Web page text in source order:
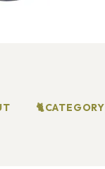
🐈CATEGORY